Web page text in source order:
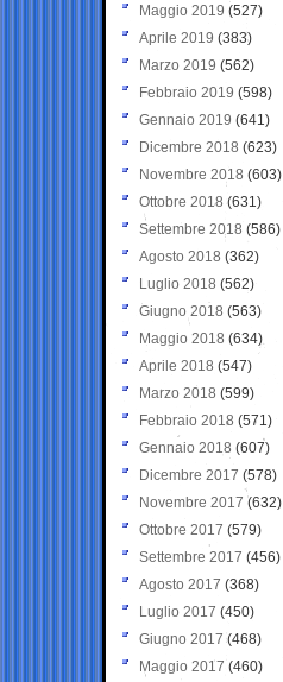
Maggio 2019 (527)
Aprile 2019 (383)
Marzo 2019 (562)
Febbraio 2019 (598)
Gennaio 2019 (641)
Dicembre 2018 (623)
Novembre 2018 (603)
Ottobre 2018 (631)
Settembre 2018 (586)
Agosto 2018 (362)
Luglio 2018 (562)
Giugno 2018 (563)
Maggio 2018 (634)
Aprile 2018 (547)
Marzo 2018 (599)
Febbraio 2018 (571)
Gennaio 2018 (607)
Dicembre 2017 (578)
Novembre 2017 (632)
Ottobre 2017 (579)
Settembre 2017 (456)
Agosto 2017 (368)
Luglio 2017 (450)
Giugno 2017 (468)
Maggio 2017 (460)